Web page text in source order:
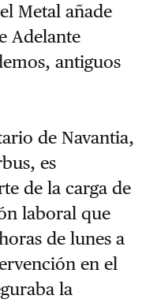
Metal añade
Adelante
antiguos
de Navantia,
es
de la carga de
laboral que
de lunes a
en el
la